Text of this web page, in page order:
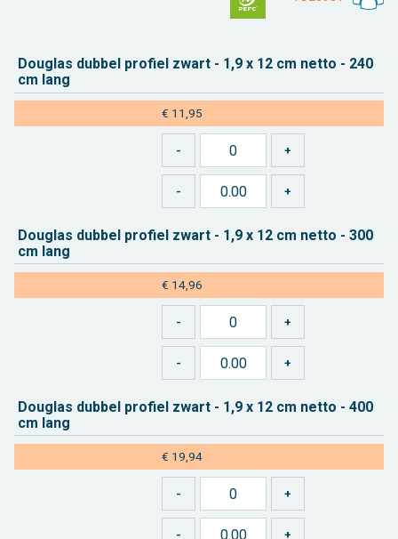
Dou­g­las dub­bel pro­fiel zwart - 1,9 x 12 cm netto - 240
cm lang
€ 11,95
Dou­g­las dub­bel pro­fiel zwart - 1,9 x 12 cm netto - 300
cm lang
€ 14,96
Dou­g­las dub­bel pro­fiel zwart - 1,9 x 12 cm netto - 400
cm lang
€ 19,94